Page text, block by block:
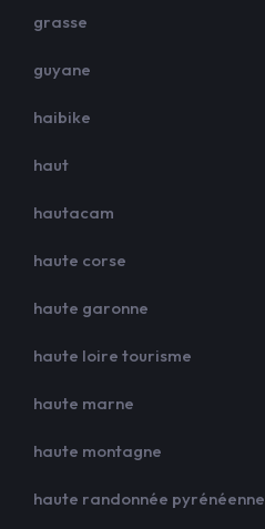
grasse
guyane
haibike
haut
hautacam
haute corse
haute garonne
haute loire tourisme
haute marne
haute montagne
haute randonnée pyrénéenne